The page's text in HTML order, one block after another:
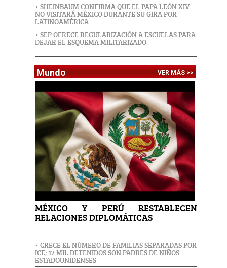
• SHEINBAUM CONFIRMA QUE EL PAPA LEÓN XIV
NO VISITARÁ MÉXICO DURANTE SU GIRA POR
LATINOAMÉRICA
• SEP OFRECE REGULARIZACIÓN A ESCUELAS PARA
DEJAR EL ESQUEMA MILITARIZADO
Mundo VER MÁS >>
MÉXICO Y PERÚ RESTABLECEN
RELACIONES DIPLOMÁTICAS
• CRECE EL NÚMERO DE FAMILIAS SEPARADAS POR
ICE; 17 MIL DETENIDOS SON PADRES DE NIÑOS
ESTADOUNIDENSES